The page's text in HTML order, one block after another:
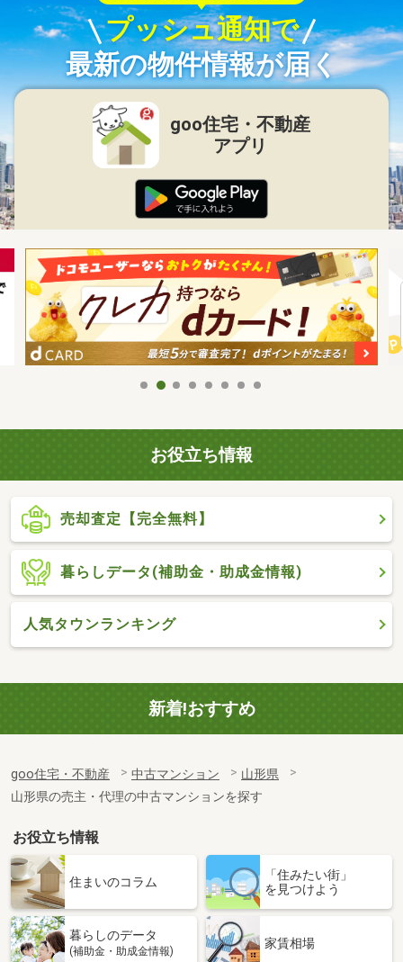
プッシュ通知で
最新の物件情報が届く
goo住宅・不動産
アプリ
お役立ち情報
売却査定【完全無料】
暮らしデータ(補助金・助成金情報)
人気タウンランキング
新着!おすすめ
goo住宅・不動産 中古マンション
山形県
山形県の売主・代理の中古マンションを探す
お役立ち情報
住まいのコラム
「住みたい街」
を見つけよう
暮らしのデータ
(補助金・助成金情報)
家賃相場